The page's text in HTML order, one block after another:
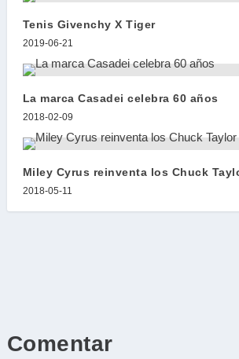
Tenis Givenchy X Tiger
2019-06-21
La marca Casadei celebra 60 años
2018-02-09
Miley Cyrus reinventa los Chuck
2018-05-11
Comentar